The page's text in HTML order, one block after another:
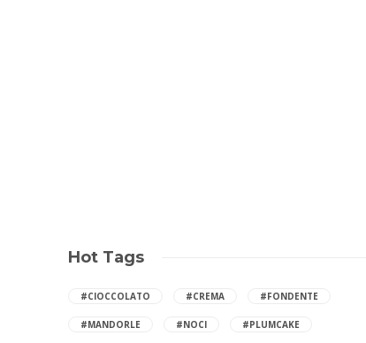
Hot Tags
#CIOCCOLATO #CREMA #FONDENTE
#MANDORLE #NOCI #PLUMCAKE